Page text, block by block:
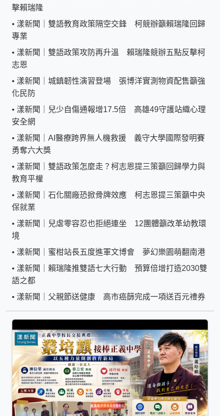
擊賴瑞隆
• 漾新聞｜雙語教育政策隔空交鋒 柯競辦籲賴瑞隆回歸
專業
• 漾新聞｜雙語政策攻防再升溫 賴瑞隆競辦五點反擊柯
志恩
• 漾新聞｜城鎮韌性演習登場 張博洋實測物資配售籲強
化民防
• 漾新聞｜兒少自傷通報增17.5倍 高雄49守護站織心理
安全網
• 漾新聞｜AI醫療跨界無人機救援 義守大學國際發明賽
勇奪六大獎
• 漾新聞｜雙語政策怎麼走？柯志恩提三策籲回歸學力與
教育平權
• 漾新聞｜石化關廠恐掀骨牌效應 柯志恩提三策籲中央
保就業
• 漾新聞｜兒虐零容忍也拒絕連坐 12團體籲改革幼教環
境
• 漾新聞｜蜜柑站長五度進軍文博會 夢幻樂園萌翻南港
• 漾新聞｜賴瑞隆推雙語七大行動 預算倍增打造2030雙
語之都
• 漾新聞｜父親節送健康 高市癌篩完成一項送百元禮券